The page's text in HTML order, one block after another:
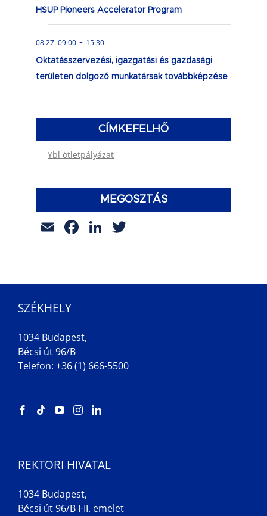
HSUP Pioneers Accelerator Program
08.27. 09:00 - 15:30
Oktatásszervezési, igazgatási és gazdasági
területen dolgozó munkatársak továbbképzése
CÍMKEFELHŐ
Ybl ötletpályázat
MEGOSZTÁS
EmailFacebook
LinkedIn
SZÉKHELY
1034 Budapest,
Bécsi út 96/B
Telefon: +36 (1) 666-5500
REKTORI HIVATAL
1034 Budapest,
Bécsi út 96/B I-II. emelet